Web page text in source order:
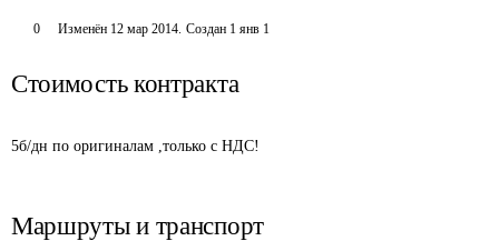
0 Изменён 12 мар 2014. Создан 1 янв 1
Стоимость контракта
5б/дн по оригиналам ,только с НДС!
Маршруты и транспорт